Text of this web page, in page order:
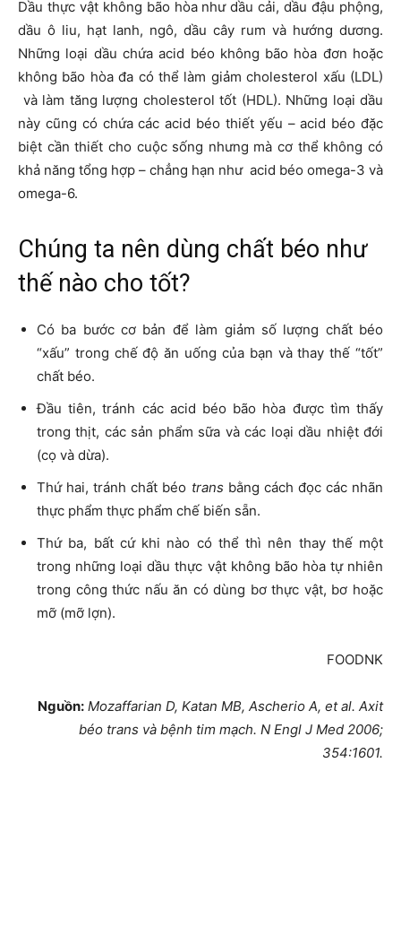
Dầu thực vật không bão hòa như dầu cải, dầu đậu phộng,
dầu ô liu, hạt lanh, ngô, dầu cây rum và hướng dương.
Những loại dầu chứa acid béo không bão hòa đơn hoặc
không bão hòa đa có thể làm giảm cholesterol xấu (LDL)
và làm tăng lượng cholesterol tốt (HDL). Những loại dầu
này cũng có chứa các acid béo thiết yếu – acid béo đặc
biệt cần thiết cho cuộc sống nhưng mà cơ thể không có
khả năng tổng hợp – chẳng hạn như acid béo omega-3 và
omega-6.
Chúng ta nên dùng chất béo như
thế nào cho tốt?
Có ba bước cơ bản để làm giảm số lượng chất béo
“xấu” trong chế độ ăn uống của bạn và thay thế “tốt”
chất béo.
Đầu tiên, tránh các acid béo bão hòa được tìm thấy
trong thịt, các sản phẩm sữa và các loại dầu nhiệt đới
(cọ và dừa).
Thứ hai, tránh chất béo trans bằng cách đọc các nhãn
thực phẩm thực phẩm chế biến sẵn.
Thứ ba, bất cứ khi nào có thể thì nên thay thế một
trong những loại dầu thực vật không bão hòa tự nhiên
trong công thức nấu ăn có dùng bơ thực vật, bơ hoặc
mỡ (mỡ lợn).
FOODNK
Nguồn: Mozaffarian D, Katan MB, Ascherio A, et al. Axit
béo trans và bệnh tim mạch. N Engl J Med 2006;
354:1601.